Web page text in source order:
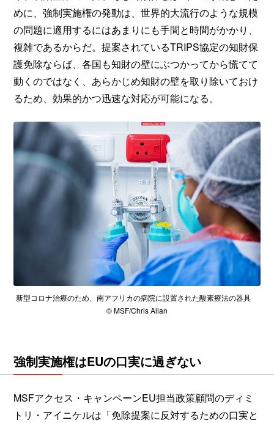
めに、強制実施権の発動は、世界的大流行のような規模
の問題に適用するにはあまりにも手間と時間がかかり、
複雑であるからだ。提案されているTRIPS協定の知財保
護免除ならば、各国も知財の壁にぶつかってから慌てて
動くのではなく、あらかじめ知財の壁を取り除いておけ
るため、効果的かつ迅速な対応が可能になる。
新型コロナ治療のため、南アフリカの病院に設置された酸素療法の器具
© MSF/Chris Allan
強制実施権はEUの口実に過ぎない
MSFアクセス・キャンペーンEU担当政策顧問のディミ
トリ・アイニケルは「免除提案に反対するための口実と